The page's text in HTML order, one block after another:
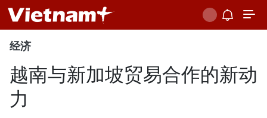
经济
越南与新加坡贸易合作的新动
力